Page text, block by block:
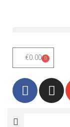
vsebino
€0.00 0